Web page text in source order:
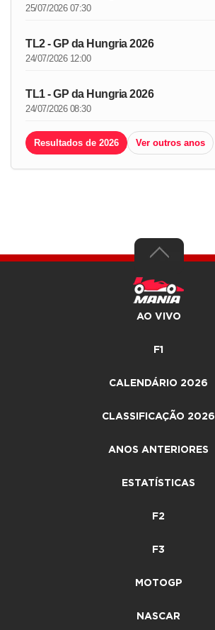
25/07/2026 07:30
TL2 - GP da Hungria 2026
24/07/2026 12:00
TL1 - GP da Hungria 2026
24/07/2026 08:30
Resultados de 2026 Ver outros anos
AO VIVO
F1
CALENDÁRIO 2026
CLASSIFICAÇÃO 2026
ANOS ANTERIORES
ESTATÍSTICAS
F2
F3
MOTOGP
NASCAR